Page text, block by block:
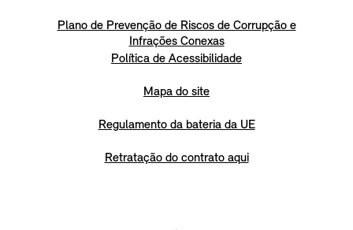
Plano de Prevenção de Riscos de Corrupção e
Infrações Conexas
Política de Acessibilidade
Mapa do site
Regulamento da bateria da UE
Retratação do contrato aqui